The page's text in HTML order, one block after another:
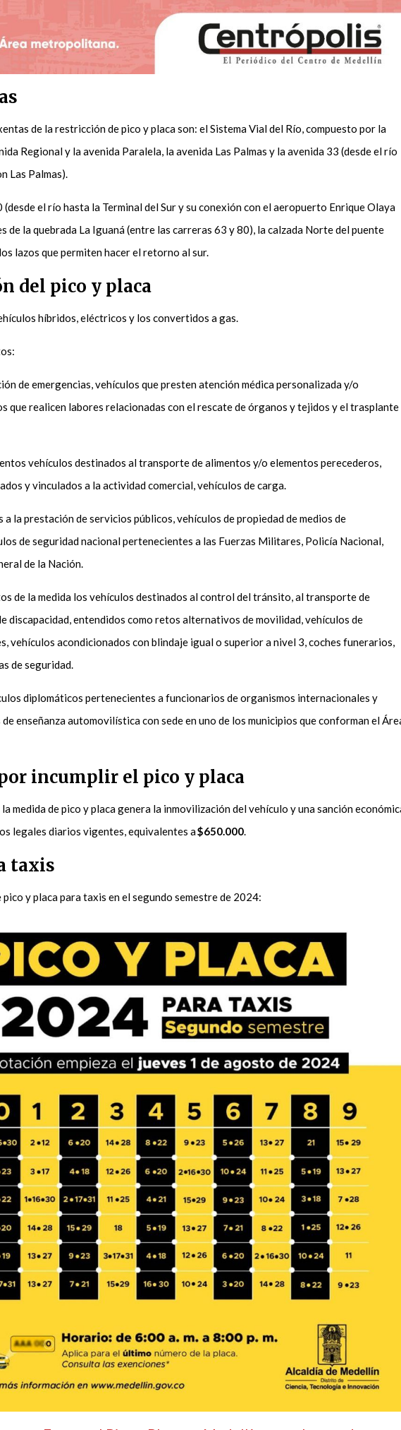
de la restricción de pico y placa son: el Sistema Vial del Río, compuesto por la
Regional y la avenida Paralela, la avenida Las Palmas y la avenida 33 (desde el río
Las Palmas).
(desde el río hasta la Terminal del Sur y su conexión con el aeropuerto Enrique Olaya
de la quebrada La Iguaná (entre las carreras 63 y 80), la calzada Norte del puente
lazos que permiten hacer el retorno al sur.
del pico y placa
híbridos, eléctricos y los convertidos a gas.
de emergencias, vehículos que presten atención médica personalizada y/o
que realicen labores relacionadas con el rescate de órganos y tejidos y el trasplante
vehículos destinados al transporte de alimentos y/o elementos perecederos,
y vinculados a la actividad comercial, vehículos de carga.
a la prestación de servicios públicos, vehículos de propiedad de medios de
de seguridad nacional pertenecientes a las Fuerzas Militares, Policía Nacional,
de la Nación.
de la medida los vehículos destinados al control del tránsito, al transporte de
discapacidad, entendidos como retos alternativos de movilidad, vehículos de
vehículos acondicionados con blindaje igual o superior a nivel 3, coches funerarios,
de seguridad.
diplomáticos pertenecientes a funcionarios de organismos internacionales y
enseñanza automovilística con sede en uno de los municipios que conforman el
incumplir el pico y placa
medida de pico y placa genera la inmovilización del vehículo y una sanción
legales diarios vigentes, equivalentes a$650.000.
taxis
y placa para taxis en el segundo semestre de 2024: